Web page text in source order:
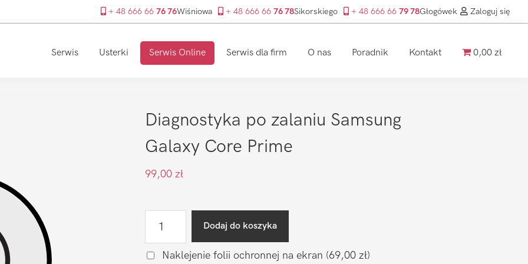
+ 48 666 66 76 76Wiśniowa + 48 666 66 76 78Sikorskiego + 48 666 66 79 78Głogówek Zaloguj się
Serwis Usterki Serwis Online Serwis dla firm O nas Poradnik Kontakt 0,00 zł
Diagnostyka po zalaniu Samsung
Galaxy Core Prime
99,00 zł
po
Dodaj do koszyka
Naklejenie folii ochronnej na ekran (69,00 zł)